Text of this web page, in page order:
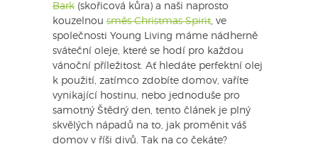
Bark (skořicová kůra) a naši naprosto
kouzelnou směs Christmas Spirit , ve
společnosti Young Living máme nádherně
sváteční oleje, které se hodí pro každou
vánoční příležitost. Ať hledáte perfektní olej
k použití, zatímco zdobíte domov, vaříte
vynikající hostinu, nebo jednoduše pro
samotný Štědrý den, tento článek je plný
skvělých nápadů na to, jak proměnit váš
domov v říši divů. Tak na co čekáte?